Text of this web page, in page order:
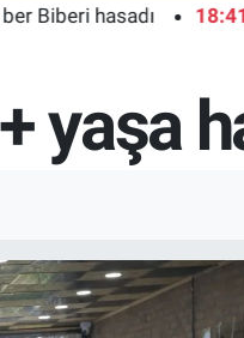
hasadı 18:41
yaşa